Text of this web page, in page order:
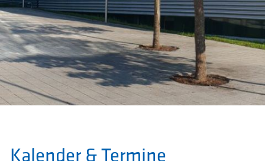
Kalender & Termine